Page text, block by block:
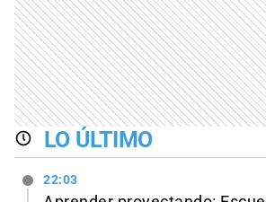
LO ÚLTIMO
22:03